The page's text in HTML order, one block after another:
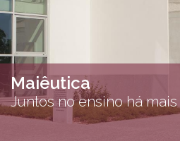
Maiêutica
Juntos no ensino há